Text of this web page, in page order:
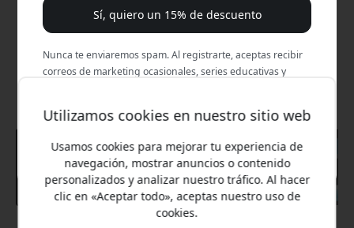
Utilizamos cookies en nuestro sitio web
Usamos cookies para mejorar tu experiencia de
navegación, mostrar anuncios o contenido
personalizados y analizar nuestro tráfico. Al hacer
clic en «Aceptar todo», aceptas nuestro uso de
cookies.
Sí, quiero un 15% de descuento
Nunca te enviaremos spam. Al registrarte, aceptas recibir
correos de marketing ocasionales, series educativas y